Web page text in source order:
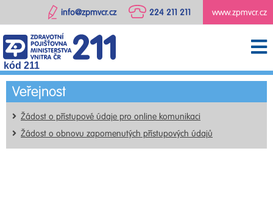
www.zpmvcr.cz
224 211 211
info@zpmvcr.cz
kód 211
Veřejnost
Žádost o přístupové údaje pro online komunikaci
Žádost o obnovu zapomenutých přístupových údajů